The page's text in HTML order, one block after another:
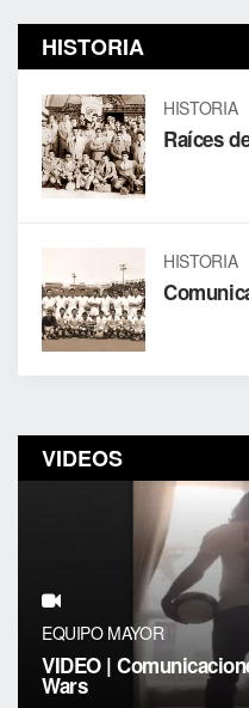
HISTORIA
HISTORIA
Raíces
HISTORIA
VIDEOS
EQUIPO MAYOR
VIDEO |
Wars